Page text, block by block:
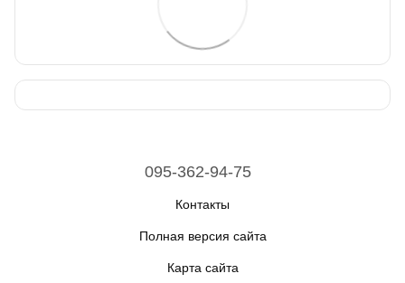
095-362-94-75
Контакты
Полная версия сайта
Карта сайта